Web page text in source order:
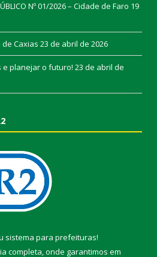
Nº 01/2026 – Cidade de Faro 19
Caxias 23 de abril de 2026
planejar o futuro! 23 de abril de
sistema para prefeituras!
completa, onde garantimos em